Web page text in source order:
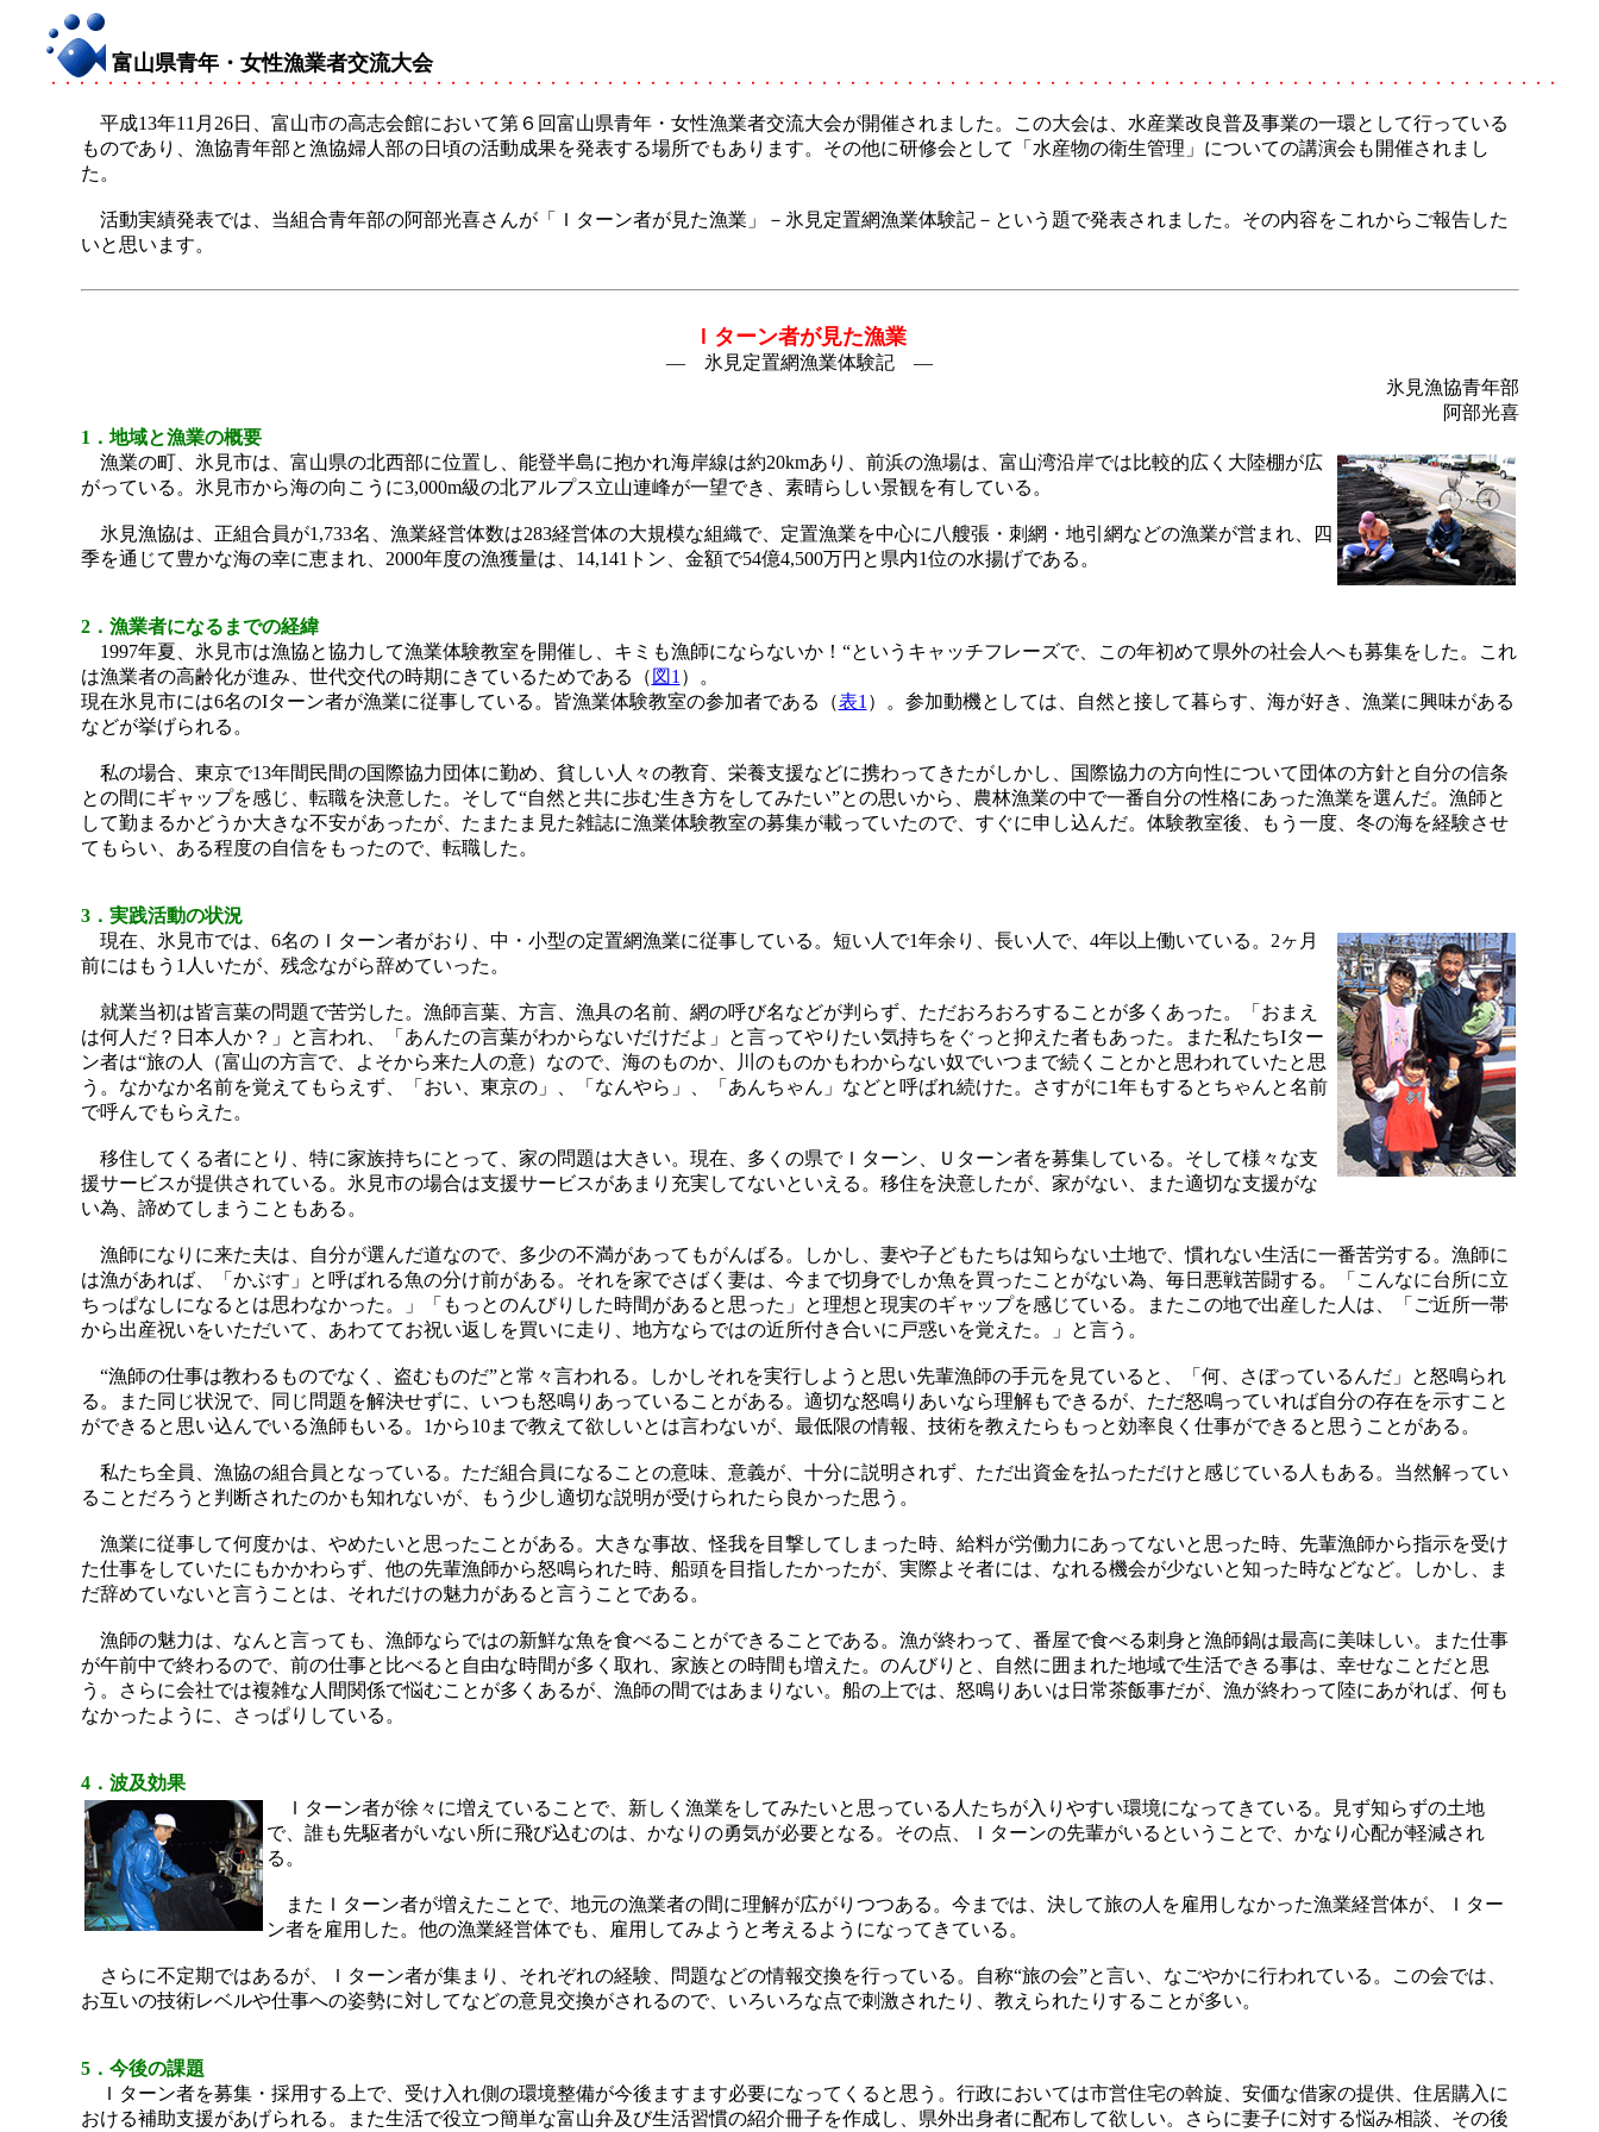
富山県青年・女性漁業者交流大会
平成13年11月26日、富山市の高志会館において第６回富山県青年・女性漁業者交流大会が開催されました。この大会は、水産業改良普及事業の一環として行っている
ものであり、漁協青年部と漁協婦人部の日頃の活動成果を発表する場所でもあります。その他に研修会として「水産物の衛生管理」についての講演会も開催されまし
た。
活動実績発表では、当組合青年部の阿部光喜さんが「Ｉターン者が見た漁業」－氷見定置網漁業体験記－という題で発表されました。その内容をこれからご報告した
いと思います。
Ｉターン者が見た漁業
― 氷見定置網漁業体験記 ―
氷見漁協青年部
阿部光喜
1．地域と漁業の概要
漁業の町、氷見市は、富山県の北西部に位置し、能登半島に抱かれ海岸線は約20kmあり、前浜の漁場は、富山湾沿岸では比較的広く大陸棚が広
がっている。氷見市から海の向こうに3,000m級の北アルプス立山連峰が一望でき、素晴らしい景観を有している。
氷見漁協は、正組合員が1,733名、漁業経営体数は283経営体の大規模な組織で、定置漁業を中心に八艘張・刺網・地引網などの漁業が営まれ、四
季を通じて豊かな海の幸に恵まれ、2000年度の漁獲量は、14,141トン、金額で54億4,500万円と県内1位の水揚げである。
2．漁業者になるまでの経緯
1997年夏、氷見市は漁協と協力して漁業体験教室を開催し、キミも漁師にならないか！“というキャッチフレーズで、この年初めて県外の社会人へも募集をした。これ
は漁業者の高齢化が進み、世代交代の時期にきているためである（ 図1 ）。
現在氷見市には6名のIターン者が漁業に従事している。皆漁業体験教室の参加者である（表1 ）。参加動機としては、自然と接して暮らす、海が好き、漁業に興味がある
などが挙げられる。
私の場合、東京で13年間民間の国際協力団体に勤め、貧しい人々の教育、栄養支援などに携わってきたがしかし、国際協力の方向性について団体の方針と自分の信条
との間にギャップを感じ、転職を決意した。そして“自然と共に歩む生き方をしてみたい”との思いから、農林漁業の中で一番自分の性格にあった漁業を選んだ。漁師と
して勤まるかどうか大きな不安があったが、たまたま見た雑誌に漁業体験教室の募集が載っていたので、すぐに申し込んだ。体験教室後、もう一度、冬の海を経験させ
てもらい、ある程度の自信をもったので、転職した。
3．実践活動の状況
現在、氷見市では、6名のＩターン者がおり、中・小型の定置網漁業に従事している。短い人で1年余り、長い人で、4年以上働いている。2ヶ月
前にはもう1人いたが、残念ながら辞めていった。
就業当初は皆言葉の問題で苦労した。漁師言葉、方言、漁具の名前、網の呼び名などが判らず、ただおろおろすることが多くあった。「おまえ
は何人だ？日本人か？」と言われ、「あんたの言葉がわからないだけだよ」と言ってやりたい気持ちをぐっと抑えた者もあった。また私たちIター
ン者は“旅の人（富山の方言で、よそから来た人の意）なので、海のものか、川のものかもわからない奴でいつまで続くことかと思われていたと思
う。なかなか名前を覚えてもらえず、「おい、東京の」、「なんやら」、「あんちゃん」などと呼ばれ続けた。さすがに1年もするとちゃんと名前
で呼んでもらえた。
移住してくる者にとり、特に家族持ちにとって、家の問題は大きい。現在、多くの県でＩターン、Ｕターン者を募集している。そして様々な支
援サービスが提供されている。氷見市の場合は支援サービスがあまり充実してないといえる。移住を決意したが、家がない、また適切な支援がな
い為、諦めてしまうこともある。
漁師になりに来た夫は、自分が選んだ道なので、多少の不満があってもがんばる。しかし、妻や子どもたちは知らない土地で、慣れない生活に一番苦労する。漁師に
は漁があれば、「かぶす」と呼ばれる魚の分け前がある。それを家でさばく妻は、今まで切身でしか魚を買ったことがない為、毎日悪戦苦闘する。「こんなに台所に立
ちっぱなしになるとは思わなかった。」「もっとのんびりした時間があると思った」と理想と現実のギャップを感じている。またこの地で出産した人は、「ご近所一帯
から出産祝いをいただいて、あわててお祝い返しを買いに走り、地方ならではの近所付き合いに戸惑いを覚えた。」と言う。
“漁師の仕事は教わるものでなく、盗むものだ”と常々言われる。しかしそれを実行しようと思い先輩漁師の手元を見ていると、「何、さぼっているんだ」と怒鳴られ
る。また同じ状況で、同じ問題を解決せずに、いつも怒鳴りあっていることがある。適切な怒鳴りあいなら理解もできるが、ただ怒鳴っていれば自分の存在を示すこと
ができると思い込んでいる漁師もいる。1から10まで教えて欲しいとは言わないが、最低限の情報、技術を教えたらもっと効率良く仕事ができると思うことがある。
私たち全員、漁協の組合員となっている。ただ組合員になることの意味、意義が、十分に説明されず、ただ出資金を払っただけと感じている人もある。当然解ってい
ることだろうと判断されたのかも知れないが、もう少し適切な説明が受けられたら良かった思う。
漁業に従事して何度かは、やめたいと思ったことがある。大きな事故、怪我を目撃してしまった時、給料が労働力にあってないと思った時、先輩漁師から指示を受け
た仕事をしていたにもかかわらず、他の先輩漁師から怒鳴られた時、船頭を目指したかったが、実際よそ者には、なれる機会が少ないと知った時などなど。しかし、ま
だ辞めていないと言うことは、それだけの魅力があると言うことである。
漁師の魅力は、なんと言っても、漁師ならではの新鮮な魚を食べることができることである。漁が終わって、番屋で食べる刺身と漁師鍋は最高に美味しい。また仕事
が午前中で終わるので、前の仕事と比べると自由な時間が多く取れ、家族との時間も増えた。のんびりと、自然に囲まれた地域で生活できる事は、幸せなことだと思
う。さらに会社では複雑な人間関係で悩むことが多くあるが、漁師の間ではあまりない。船の上では、怒鳴りあいは日常茶飯事だが、漁が終わって陸にあがれば、何も
なかったように、さっぱりしている。
4．波及効果
Ｉターン者が徐々に増えていることで、新しく漁業をしてみたいと思っている人たちが入りやすい環境になってきている。見ず知らずの土地
で、誰も先駆者がいない所に飛び込むのは、かなりの勇気が必要となる。その点、Ｉターンの先輩がいるということで、かなり心配が軽減され
る。
またＩターン者が増えたことで、地元の漁業者の間に理解が広がりつつある。今までは、決して旅の人を雇用しなかった漁業経営体が、Ｉター
ン者を雇用した。他の漁業経営体でも、雇用してみようと考えるようになってきている。
さらに不定期ではあるが、Ｉターン者が集まり、それぞれの経験、問題などの情報交換を行っている。自称“旅の会”と言い、なごやかに行われている。この会では、
お互いの技術レベルや仕事への姿勢に対してなどの意見交換がされるので、いろいろな点で刺激されたり、教えられたりすることが多い。
5．今後の課題
Ｉターン者を募集・採用する上で、受け入れ側の環境整備が今後ますます必要になってくると思う。行政においては市営住宅の斡旋、安価な借家の提供、住居購入に
おける補助支援があげられる。また生活で役立つ簡単な富山弁及び生活習慣の紹介冊子を作成し、県外出身者に配布して欲しい。さらに妻子に対する悩み相談、その後